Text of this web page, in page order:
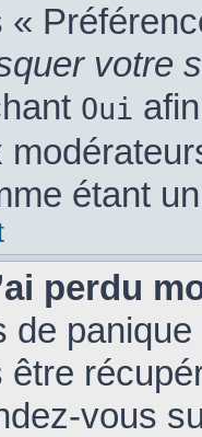
«
votre
Oui
étant
perdu
de
être
vous